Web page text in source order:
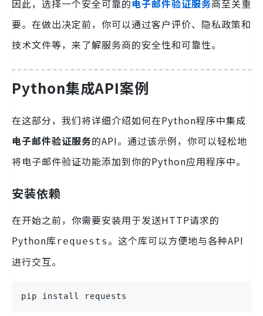
因此，选择一个安全可靠的电子邮件验证服务商至关重
要。在做出决定前，你可以通过客户评价、隐私政策和
技术文件等，来了解服务商的安全性和可靠性。
Python集成API案例
在这部分，我们将详细介绍如何在Python程序中集成
电子邮件验证服务的API。通过该示例，你可以轻松地
将电子邮件验证功能添加到你的Python应用程序中。
安装依赖
在开始之前，你需要安装用于发送HTTP请求的
Python库requests 。这个库可以方便地与各种API
进行交互。
pip install requests